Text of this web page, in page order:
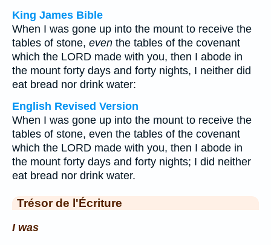
King James Bible
When I was gone up into the mount to receive the
tables of stone, even the tables of the covenant
which the LORD made with you, then I abode in
the mount forty days and forty nights, I neither did
eat bread nor drink water:
English Revised Version
When I was gone up into the mount to receive the
tables of stone, even the tables of the covenant
which the LORD made with you, then I abode in
the mount forty days and forty nights; I did neither
eat bread nor drink water.
Trésor de l'Écriture
I was